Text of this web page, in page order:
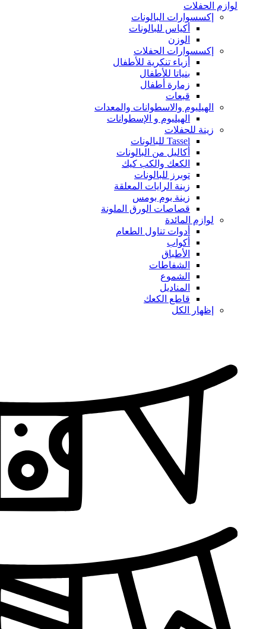
لوازم الحفلات
إكسسوارات البالونات
أكياس للبالونات
الوزن
إكسسوارات الحفلات
أزياء تنكرية للأطفال
بنياتا للأطفال
زمارة أطفال
قبعات
الهيليوم والاسطوانات والمعدات
الهيليوم و الإسطوانات
زينة للحفلات
Tassel للبالونات
أكاليل من البالونات
الكعك والكب كيك
توبرز للبالونات
زينة الرايات المعلقة
زينة بوم بومس
قصاصات الورق الملونة
لوازم المائدة
أدوات تناول الطعام
أكواب
الأطباق
الشفاطات
الشموع
المناديل
قاطع الكعك
إظهار الكل